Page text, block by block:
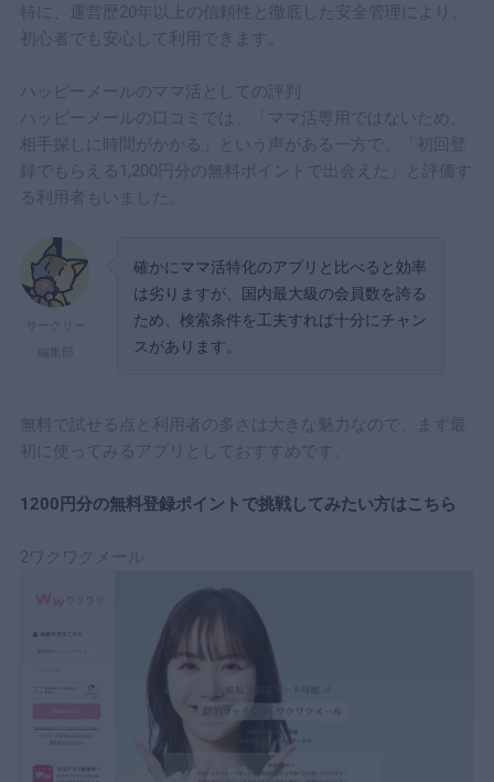
特に、運営歴20年以上の信頼性と徹底した安全管理により、
初心者でも安心して利用できます。
ハッピーメールのママ活としての評判
ハッピーメールの口コミでは、「ママ活専用ではないため、
相手探しに時間がかかる」という声がある一方で、「初回登
録でもらえる1,200円分の無料ポイントで出会えた」と評価す
る利用者もいました。
確かにママ活特化のアプリと比べると効率
は劣りますが、国内最大級の会員数を誇る
ため、検索条件を工夫すれば十分にチャン
スがあります。
無料で試せる点と利用者の多さは大きな魅力なので、まず最
初に使ってみるアプリとしておすすめです。
1200円分の無料登録ポイントで挑戦してみたい方はこちら
2ワクワクメール